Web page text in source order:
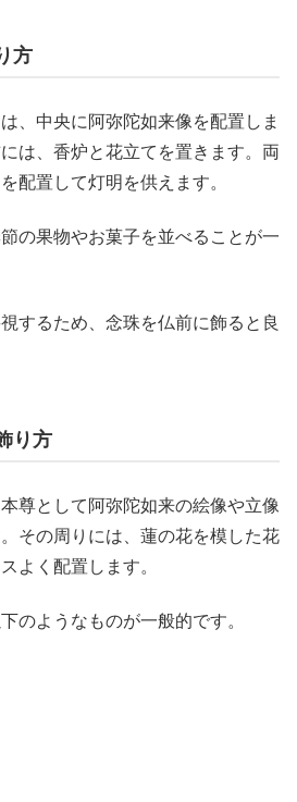
方
、中央に阿弥陀如来像を配置しま
は、香炉と花立てを置きます。両
配置して灯明を供えます。
の果物やお菓子を並べることが一
するため、念珠を仏前に飾ると良
り方
尊として阿弥陀如来の絵像や立像
その周りには、蓮の花を模した花
よく配置します。
のようなものが一般的です。